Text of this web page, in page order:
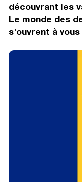
découvrant les
Le monde des
s'ouvrent à vous